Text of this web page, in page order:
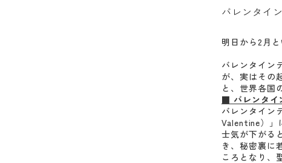
バレンタイ
明日から2月
バレンタイン
が、実はその
と、世界各国
■ バレンタイ
バレンタイン
Valentine）」
士気が下がる
き、秘密裏に
ころとなり、